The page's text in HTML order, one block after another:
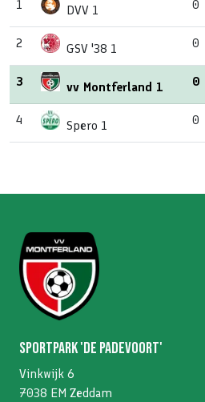
1 DVV 1 0
2 GSV '38 1 0
3 vv Montferland 1 0
4 Spero 1 0
Sportpark 'De Padevoort'
Vinkwijk 6
7038 EM Zeddam